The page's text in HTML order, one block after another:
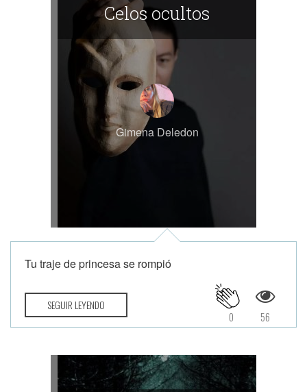
Celos ocultos
Gimena Deledon
Tu traje de princesa se rompió
SEGUIR LEYENDO
56
0